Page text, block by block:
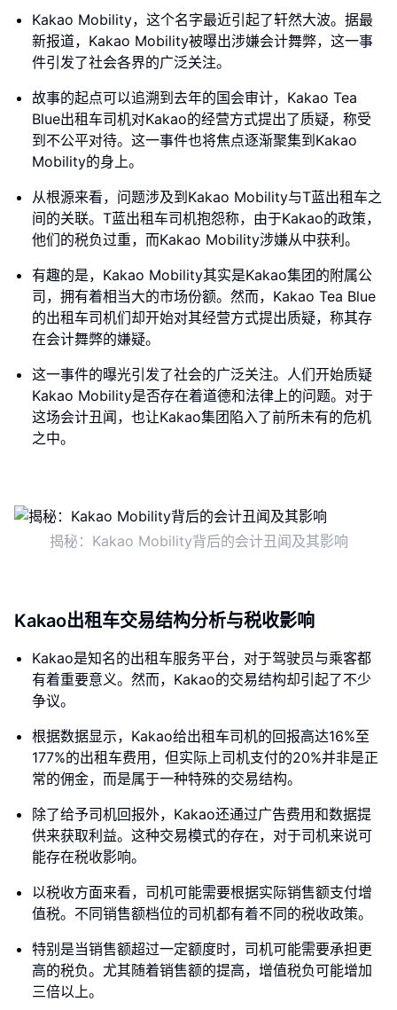
Kakao Mobility，这个名字最近引起了轩然大波。据最
新报道，Kakao Mobility被曝出涉嫌会计舞弊，这一事
件引发了社会各界的广泛关注。
故事的起点可以追溯到去年的国会审计，Kakao Tea
Blue出租车司机对Kakao的经营方式提出了质疑，称受
到不公平对待。这一事件也将焦点逐渐聚集到Kakao
Mobility的身上。
从根源来看，问题涉及到Kakao Mobility与T蓝出租车之
间的关联。T蓝出租车司机抱怨称，由于Kakao的政策，
他们的税负过重，而Kakao Mobility涉嫌从中获利。
有趣的是，Kakao Mobility其实是Kakao集团的附属公
司，拥有着相当大的市场份额。然而，Kakao Tea Blue
的出租车司机们却开始对其经营方式提出质疑，称其存
在会计舞弊的嫌疑。
这一事件的曝光引发了社会的广泛关注。人们开始质疑
Kakao Mobility是否存在着道德和法律上的问题。对于
这场会计丑闻，也让Kakao集团陷入了前所未有的危机
之中。
揭秘：Kakao Mobility背后的会计丑闻及其影响
Kakao出租车交易结构分析与税收影响
Kakao是知名的出租车服务平台，对于驾驶员与乘客都
有着重要意义。然而，Kakao的交易结构却引起了不少
争议。
根据数据显示，Kakao给出租车司机的回报高达16%至
177%的出租车费用，但实际上司机支付的20%并非是正
常的佣金，而是属于一种特殊的交易结构。
除了给予司机回报外，Kakao还通过广告费用和数据提
供来获取利益。这种交易模式的存在，对于司机来说可
能存在税收影响。
以税收方面来看，司机可能需要根据实际销售额支付增
值税。不同销售额档位的司机都有着不同的税收政策。
特别是当销售额超过一定额度时，司机可能需要承担更
高的税负。尤其随着销售额的提高，增值税负可能增加
三倍以上。